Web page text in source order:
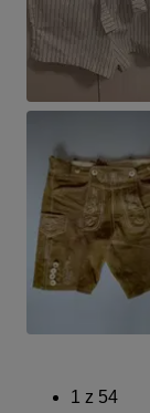
1 z 54